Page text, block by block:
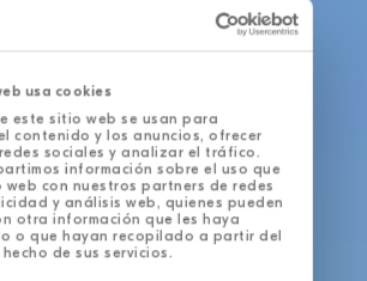
usa cookies
este sitio web se usan para
contenido y los anuncios, ofrecer
sociales y analizar el tráfico.
información sobre el uso que
con nuestros partners de redes
y análisis web, quienes pueden
otra información que les haya
o que hayan recopilado a partir del
de sus servicios.